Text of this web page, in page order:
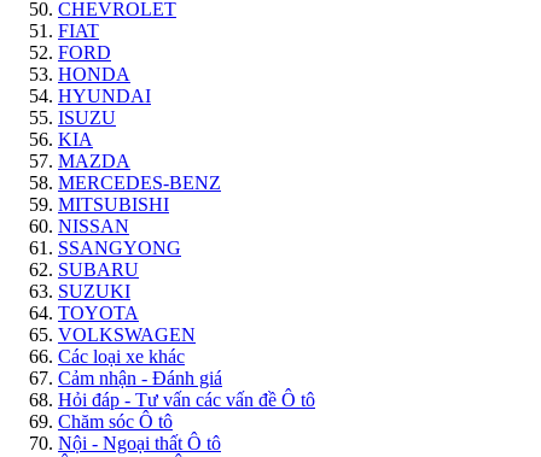
CHEVROLET
FIAT
FORD
HONDA
HYUNDAI
ISUZU
KIA
MAZDA
MERCEDES-BENZ
MITSUBISHI
NISSAN
SSANGYONG
SUBARU
SUZUKI
TOYOTA
VOLKSWAGEN
Các loại xe khác
Cảm nhận - Đánh giá
Hỏi đáp - Tư vấn các vấn đề Ô tô
Chăm sóc Ô tô
Nội - Ngoại thất Ô tô